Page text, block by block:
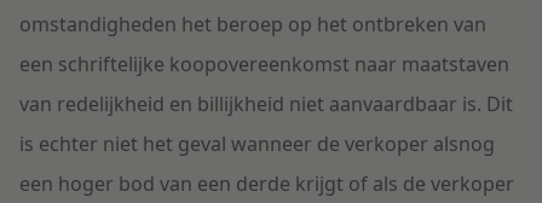
omstandigheden het beroep op het ontbreken van
een schriftelijke koopovereenkomst naar maatstaven
van redelijkheid en billijkheid niet aanvaardbaar is. Dit
is echter niet het geval wanneer de verkoper alsnog
een hoger bod van een derde krijgt of als de verkoper